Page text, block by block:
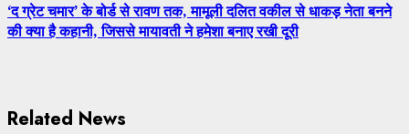
‘द ग्रेट चमार’ के बोर्ड से रावण तक, मामूली दलित वकील से धाकड़ नेता बनने
की क्या है कहानी, जिससे मायावती ने हमेशा बनाए रखी दूरी
Related News